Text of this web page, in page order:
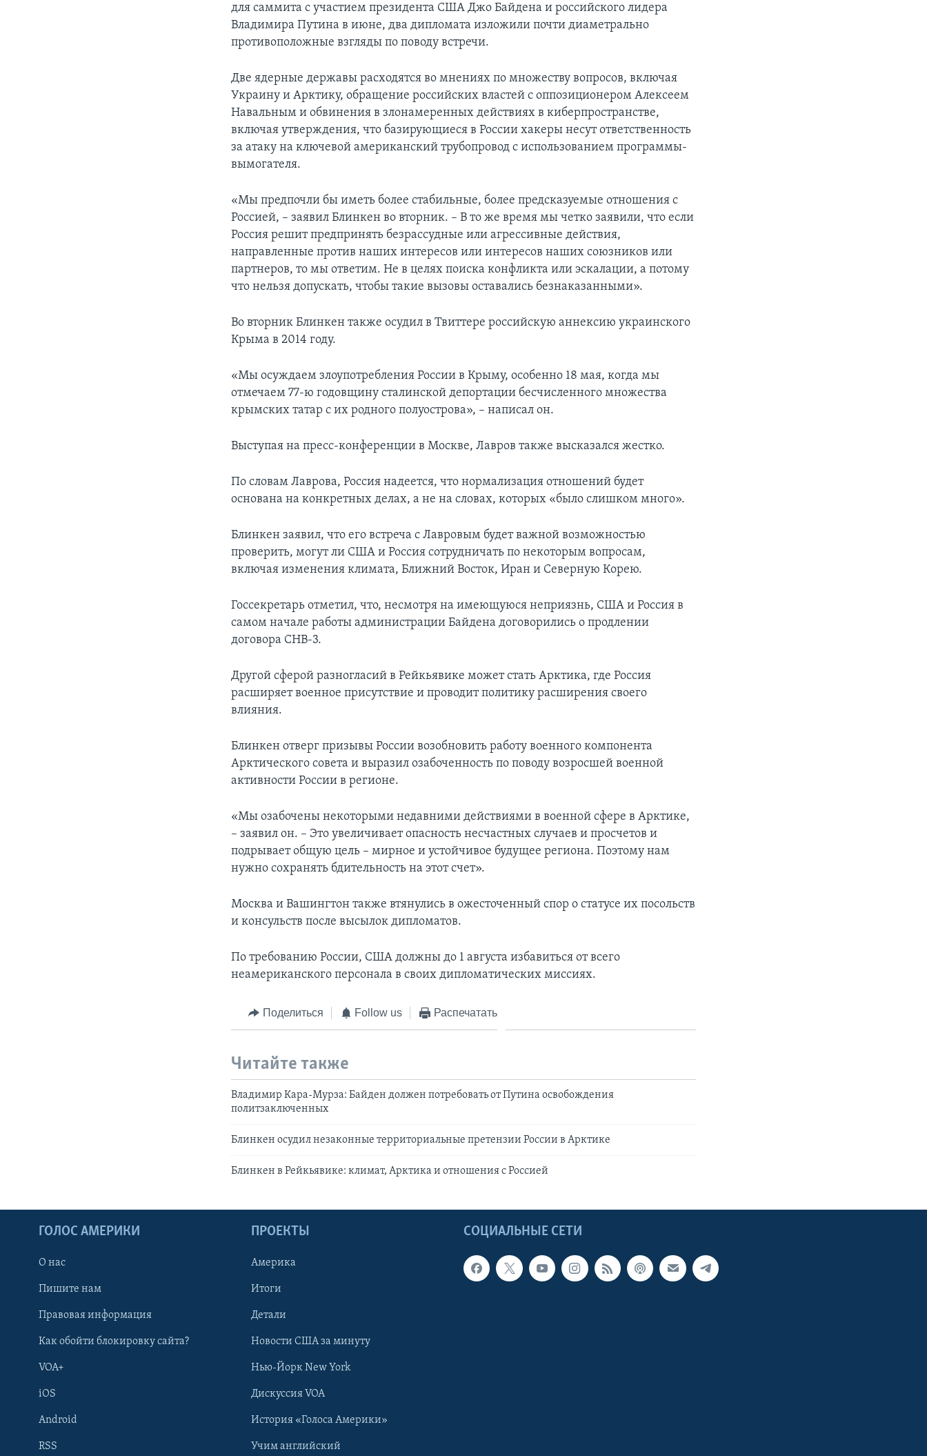
для саммита с участием президента США Джо Байдена и российского лидера
Владимира Путина в июне, два дипломата изложили почти диаметрально
противоположные взгляды по поводу встречи.
Две ядерные державы расходятся во мнениях по множеству вопросов, включая
Украину и Арктику, обращение российских властей с оппозиционером Алексеем
Навальным и обвинения в злонамеренных действиях в киберпространстве,
включая утверждения, что базирующиеся в России хакеры несут ответственность
за атаку на ключевой американский трубопровод с использованием программы-
вымогателя.
«Мы предпочли бы иметь более стабильные, более предсказуемые отношения с
Россией, – заявил Блинкен во вторник. – В то же время мы четко заявили, что если
Россия решит предпринять безрассудные или агрессивные действия,
направленные против наших интересов или интересов наших союзников или
партнеров, то мы ответим. Не в целях поиска конфликта или эскалации, а потому
что нельзя допускать, чтобы такие вызовы оставались безнаказанными».
Во вторник Блинкен также осудил в Твиттере российскую аннексию украинского
Крыма в 2014 году.
«Мы осуждаем злоупотребления России в Крыму, особенно 18 мая, когда мы
отмечаем 77-ю годовщину сталинской депортации бесчисленного множества
крымских татар с их родного полуострова», – написал он.
Выступая на пресс-конференции в Москве, Лавров также высказался жестко.
По словам Лаврова, Россия надеется, что нормализация отношений будет
основана на конкретных делах, а не на словах, которых «было слишком много».
Блинкен заявил, что его встреча с Лавровым будет важной возможностью
проверить, могут ли США и Россия сотрудничать по некоторым вопросам,
включая изменения климата, Ближний Восток, Иран и Северную Корею.
Госсекретарь отметил, что, несмотря на имеющуюся неприязнь, США и Россия в
самом начале работы администрации Байдена договорились о продлении
договора СНВ-3.
Другой сферой разногласий в Рейкьявике может стать Арктика, где Россия
расширяет военное присутствие и проводит политику расширения своего
влияния.
Блинкен отверг призывы России возобновить работу военного компонента
Арктического совета и выразил озабоченность по поводу возросшей военной
активности России в регионе.
«Мы озабочены некоторыми недавними действиями в военной сфере в Арктике,
– заявил он. – Это увеличивает опасность несчастных случаев и просчетов и
подрывает общую цель – мирное и устойчивое будущее региона. Поэтому нам
нужно сохранять бдительность на этот счет».
Москва и Вашингтон также втянулись в ожесточенный спор о статусе их посольств
и консульств после высылок дипломатов.
По требованию России, США должны до 1 августа избавиться от всего
неамериканского персонала в своих дипломатических миссиях.
Поделиться Follow us Распечатать
Читайте также
Владимир Кара-Мурза: Байден должен потребовать от Путина освобождения
политзаключенных
Блинкен осудил незаконные территориальные претензии России в Арктике
Блинкен в Рейкьявике: климат, Арктика и отношения c Россией
СОЦИАЛЬНЫЕ СЕТИ
ГОЛОС АМЕРИКИ
О нас
Пишите нам
Правовая информация
Как обойти блокировку сайта?
VOA+
iOS
Android
RSS
ПРОЕКТЫ
Америка
Итоги
Детали
Новости США за минуту
Нью-Йорк New York
Дискуссия VOA
История «Голоса Америки»
Учим английский